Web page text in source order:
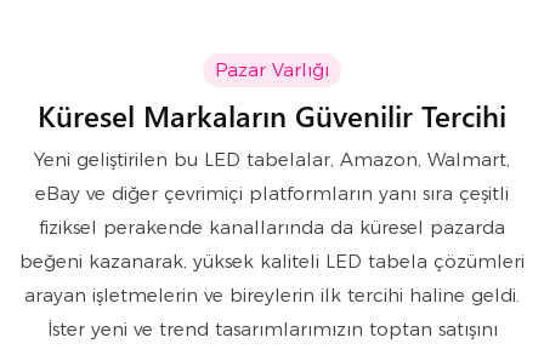
Pazar Varlığı
Küresel Markaların Güvenilir Tercihi
Yeni geliştirilen bu LED tabelalar, Amazon, Walmart,
eBay ve diğer çevrimiçi platformların yanı sıra çeşitli
fiziksel perakende kanallarında da küresel pazarda
beğeni kazanarak, yüksek kaliteli LED tabela çözümleri
arayan işletmelerin ve bireylerin ilk tercihi haline geldi.
İster yeni ve trend tasarımlarımızın toptan satışını